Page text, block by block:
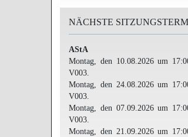
NÄCHSTE
AStA
Montag, den 10.08.2026 um
V003.
Montag, den 24.08.2026 um
V003.
Montag, den 07.09.2026 um
V003.
Montag, den 21.09.2026 um